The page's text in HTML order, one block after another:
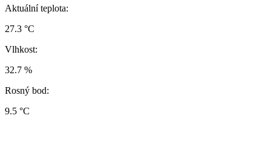
Aktuální teplota:
27.3 °C
Vlhkost:
32.7 %
Rosný bod:
9.5 °C